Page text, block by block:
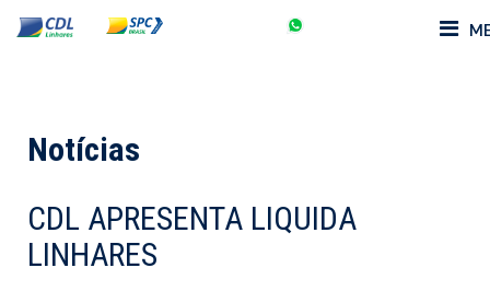
Notícias
CDL APRESENTA LIQUIDA
LINHARES